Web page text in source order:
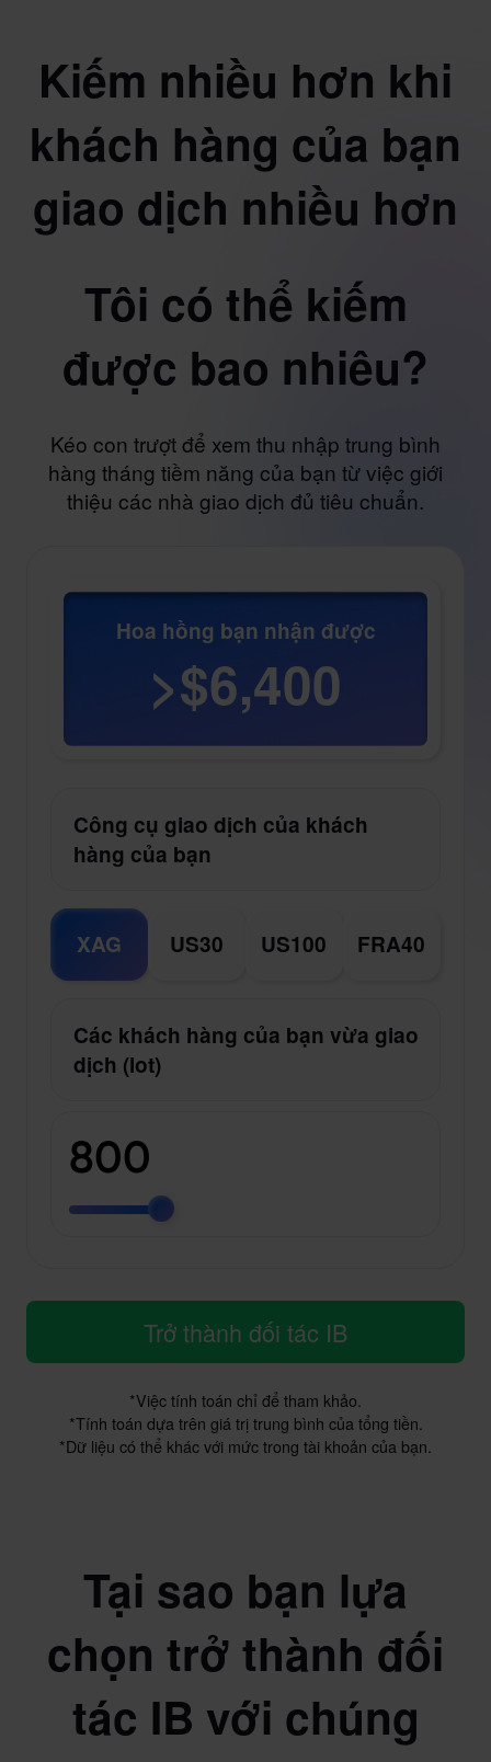
Kiếm nhiều hơn khi
khách hàng của bạn
giao dịch nhiều hơn
Tôi có thể kiếm
được bao nhiêu?
Kéo con trượt để xem thu nhập trung bình
hàng tháng tiềm năng của bạn từ việc giới
thiệu các nhà giao dịch đủ tiêu chuẩn.
Hoa hồng bạn nhận được
>$6,400
Công cụ giao dịch của khách
hàng của bạn
XAG US30 US100 FRA40
Các khách hàng của bạn vừa giao
dịch (lot)
Trở thành đối tác IB
*Việc tính toán chỉ để tham khảo.
*Tính toán dựa trên giá trị trung bình của tổng tiền.
*Dữ liệu có thể khác với mức trong tài khoản của bạn.
Tại sao bạn lựa
chọn trở thành đối
tác IB với chúng